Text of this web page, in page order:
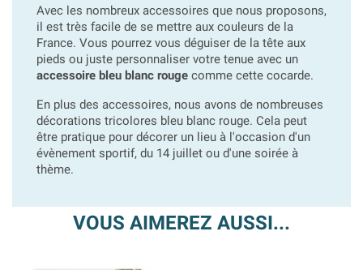
Avec les nombreux accessoires que nous proposons,
il est très facile de se mettre aux couleurs de la
France. Vous pourrez vous déguiser de la tête aux
pieds ou juste personnaliser votre tenue avec un
accessoire bleu blanc rouge comme cette cocarde.
En plus des accessoires, nous avons de nombreuses
décorations tricolores bleu blanc rouge. Cela peut
être pratique pour décorer un lieu à l'occasion d'un
évènement sportif, du 14 juillet ou d'une soirée à
thème.
VOUS AIMEREZ AUSSI...